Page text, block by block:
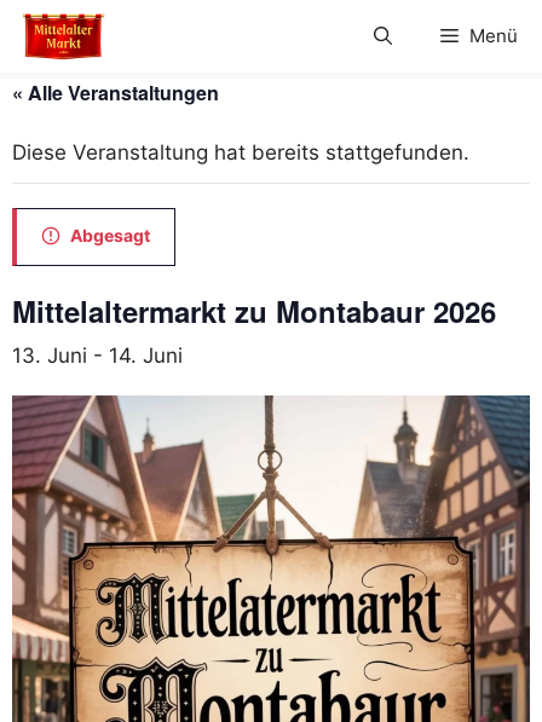
Zum
Inhalt
Menü
« Alle Veranstaltungen
Diese Veranstaltung hat bereits stattgefunden.
Abgesagt
Mittelaltermarkt zu Montabaur 2026
13. Juni - 14. Juni